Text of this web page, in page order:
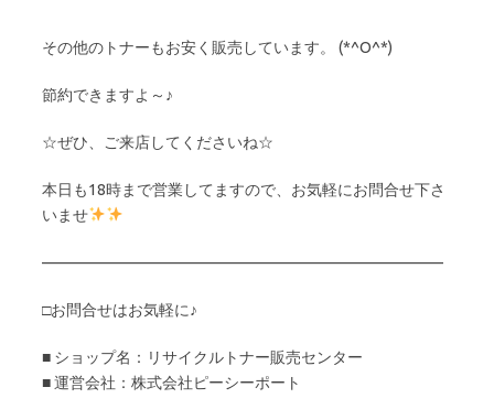
その他のトナーもお安く販売しています。 (*^O^*)
節約できますよ～♪
☆ぜひ、ご来店してくださいね☆
本日も18時まで営業してますので、お気軽にお問合せ下さ
いませ
——————————————————————————
□お問合せはお気軽に♪
■ ショップ名：リサイクルトナー販売センター
■ 運営会社：株式会社ピーシーポート